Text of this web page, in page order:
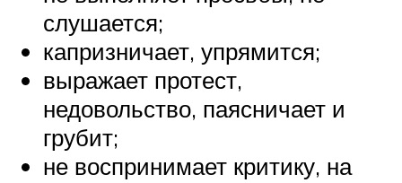
слушается;
капризничает, упрямится;
выражает протест,
недовольство, паясничает и
грубит;
не воспринимает критику, на